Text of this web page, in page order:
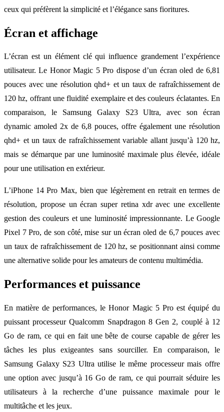
ceux qui préfèrent la simplicité et l’élégance sans fioritures.
Écran et affichage
L’écran est un élément clé qui influence grandement l’expérience
utilisateur. Le Honor Magic 5 Pro dispose d’un écran oled de 6,81
pouces avec une résolution qhd+ et un taux de rafraîchissement de
120 hz, offrant une fluidité exemplaire et des couleurs éclatantes. En
comparaison, le Samsung Galaxy S23 Ultra, avec son écran
dynamic amoled 2x de 6,8 pouces, offre également une résolution
qhd+ et un taux de rafraîchissement variable allant jusqu’à 120 hz,
mais se démarque par une luminosité maximale plus élevée, idéale
pour une utilisation en extérieur.
L’iPhone 14 Pro Max, bien que légèrement en retrait en termes de
résolution, propose un écran super retina xdr avec une excellente
gestion des couleurs et une luminosité impressionnante. Le Google
Pixel 7 Pro, de son côté, mise sur un écran oled de 6,7 pouces avec
un taux de rafraîchissement de 120 hz, se positionnant ainsi comme
une alternative solide pour les amateurs de contenu multimédia.
Performances et puissance
En matière de performances, le Honor Magic 5 Pro est équipé du
puissant processeur Qualcomm Snapdragon 8 Gen 2, couplé à 12
Go de ram, ce qui en fait une bête de course capable de gérer les
tâches les plus exigeantes sans sourciller. En comparaison, le
Samsung Galaxy S23 Ultra utilise le même processeur mais offre
une option avec jusqu’à 16 Go de ram, ce qui pourrait séduire les
utilisateurs à la recherche d’une puissance maximale pour le
multitâche et les jeux.